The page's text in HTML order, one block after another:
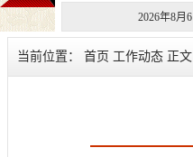
2026年8月 6
当前位置： 首页 工作动态 正文